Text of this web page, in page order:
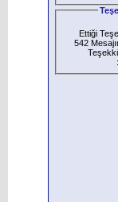
Ettiği
542
: